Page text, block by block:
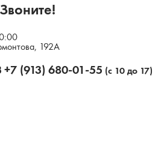
192А
+7 (913) 680-01-55 (с 10 до 17)